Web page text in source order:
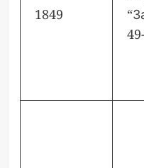
1849